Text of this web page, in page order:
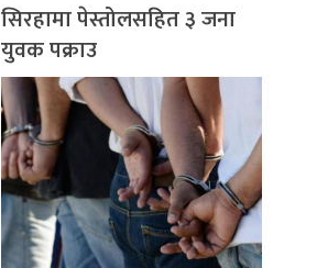
सिरहामा पेस्तोलसहित ३ जना
युवक पक्राउ